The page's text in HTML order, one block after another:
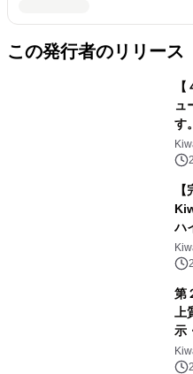
この発行者のリリース
ュ
す。
ハ
第
示